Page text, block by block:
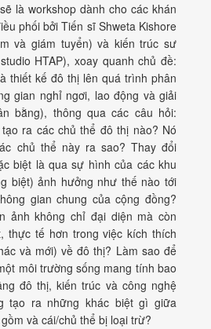
là workshop dành cho các khán
phối bởiTiến sĩ Shweta Kishore
và giám tuyển) và kiến trúc sư
HTAP), xoay quanh chủ đề:
thiết kế đô thị lên quá trình phân
gian nghỉ ngơi, lao động và giải
bằng), thông qua các câu hỏi:
ra các chủ thể đô thị nào? Nó
chủ thể này ra sao? Thay đổi
biệt là qua sự hình của các khu
biệt) ảnh hưởng như thế nào tới
gian chung của cộng đồng?
ảnh không chỉ đại diện mà còn
thực tế hơn trong việc kích thích
và mới) về đô thị? Làm sao để
môi trường sống mang tính bao
đô thị, kiến trúc và công nghệ
tạo ra những khác biệt gì giữa
và cái/chủ thể bị loại trừ?